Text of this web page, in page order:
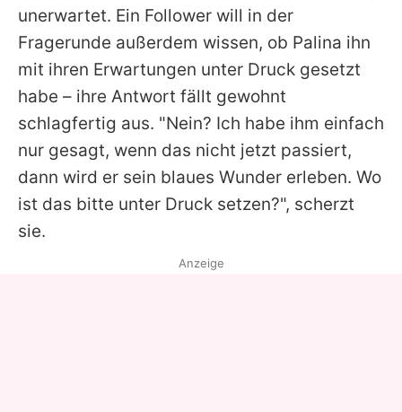
unerwartet. Ein Follower will in der
Fragerunde außerdem wissen, ob Palina ihn
mit ihren Erwartungen unter Druck gesetzt
habe – ihre Antwort fällt gewohnt
schlagfertig aus. "Nein? Ich habe ihm einfach
nur gesagt, wenn das nicht jetzt passiert,
dann wird er sein blaues Wunder erleben. Wo
ist das bitte unter Druck setzen?", scherzt
sie.
Anzeige